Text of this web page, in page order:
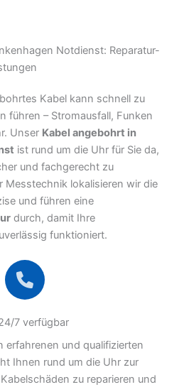
Notdienst: Reparatur-
Kabel kann schnell zu
führen – Stromausfall, Funken
Unser Kabel angebohrt in
ist rund um die Uhr für Sie da,
und fachgerecht zu
Messtechnik lokalisieren wir die
und führen eine
durch, damit Ihre
funktioniert.
7 verfügbar
erfahrenen und qualifizierten
Ihnen rund um die Uhr zur
zu reparieren und